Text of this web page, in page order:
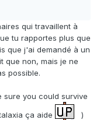
qui travaillent à
tu rapportes plus que
que j'ai demandé à un
que non, mais je ne
possible.
sure you could survive
ça aide
)